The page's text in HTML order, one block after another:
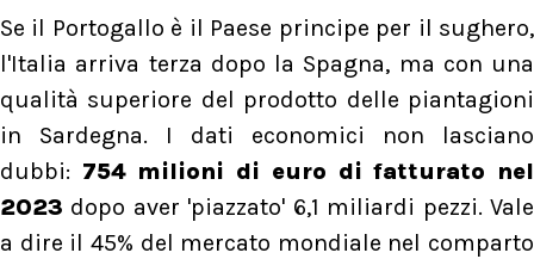
Se il Portogallo è il Paese principe per il sughero,
l'Italia arriva terza dopo la Spagna, ma con una
qualità superiore del prodotto delle piantagioni
in Sardegna. I dati economici non lasciano
dubbi: 754 milioni di euro di fatturato nel
2023 dopo aver 'piazzato' 6,1 miliardi pezzi. Vale
a dire il 45% del mercato mondiale nel comparto